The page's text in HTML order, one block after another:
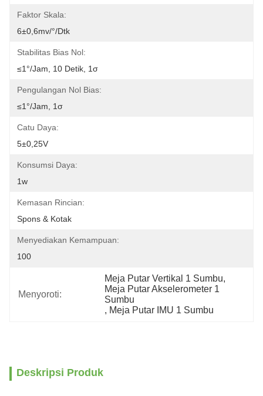
Faktor Skala:
6±0,6mv/°/dtk
Stabilitas Bias Nol:
≤1°/jam, 10 Detik, 1σ
Pengulangan Nol Bias:
≤1°/jam, 1σ
Catu Daya:
5±0,25V
Konsumsi Daya:
1w
Kemasan Rincian:
Spons & Kotak
Menyediakan Kemampuan:
100
Menyoroti:
Meja Putar Vertikal 1 Sumbu,
Meja Putar Akselerometer 1
Sumbu
, Meja Putar IMU 1 Sumbu
Deskripsi Produk